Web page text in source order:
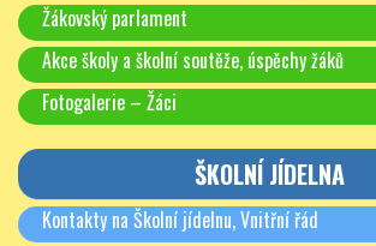
Žákovský parlament
Akce školy a školní soutěže, úspěchy žáků
Fotogalerie – Žáci
ŠKOLNÍ JÍDELNA
Kontakty na Školní jídelnu, Vnitřní řád